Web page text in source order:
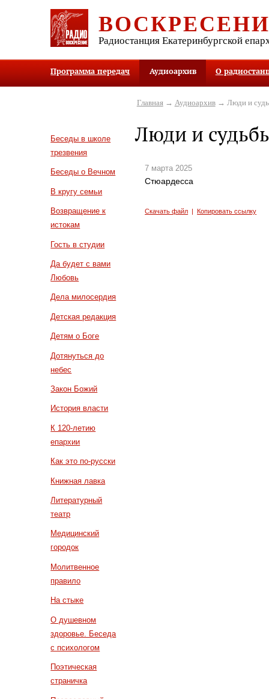
Радиостанция Екатеринбургской
Программа передач Аудиоархив О
Беседы в школе
трезвения
Беседы о Вечном
В кругу семьи
Возвращение к
истокам
Гость в студии
Да будет с вами
Любовь
Дела милосердия
Детская редакция
Детям о Боге
Дотянуться до
небес
Закон Божий
История власти
К 120-летию
епархии
Как это по-русски
Книжная лавка
Литературный
театр
Медицинский
городок
Молитвенное
правило
На стыке
О душевном
здоровье. Беседа
с психологом
Поэтическая
страничка
Главная→ Аудиоархив→ Люди и
Люди и
7 марта 2025
Стюардесса
Скачать файл |Копировать ссылку